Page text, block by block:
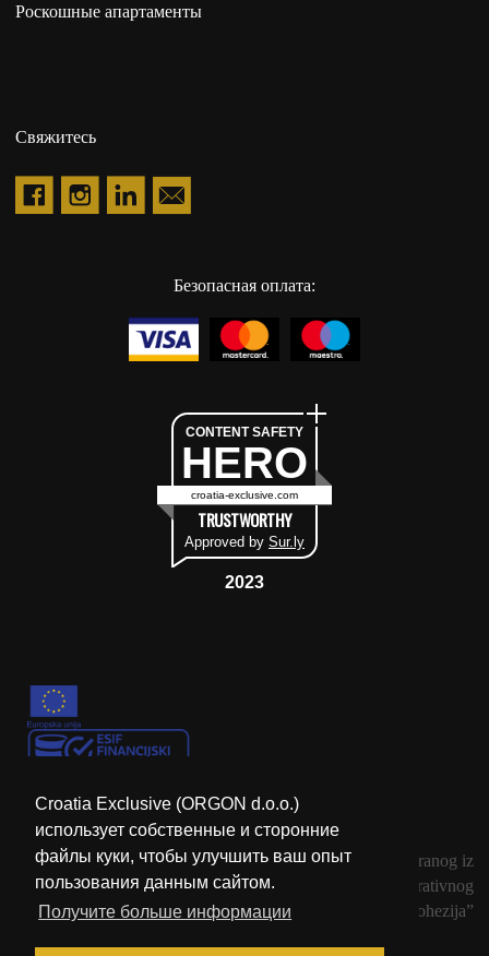
Croatia Exclusive (ORGON d.o.o.)
использует собственные и сторонние
файлы куки, чтобы улучшить ваш опыт
пользования данным сайтом.
Получите больше информации
Роскошные апартаменты
Свяжитесь
Безопасная оплата:
CONTENT SAFETY
HERO
croatia-exclusive.com
TRUSTWORTHY
Approved by Sur.ly
2023
Krajnji primatelj financijskog instrumenta sufinanciranog iz
Europskog fonda za regionalni razvoj u sklopu Operativnog
programa „Konkurentnost i kohezija”